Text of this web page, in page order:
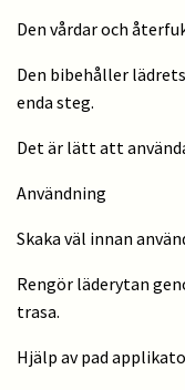
Den vårdar och
Den bibehåller
enda steg.
Det är lätt att
Användning
Skaka väl innan
Rengör läderytan
trasa.
Hjälp av pad